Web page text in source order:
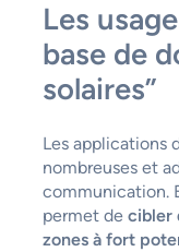
Les
base de
solaires”
Les applications
nombreuses et
communication.
permet de cibler
zones à fort